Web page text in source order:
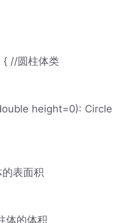
{ //圆柱体类
height=0): Circle
表面积
体的体积